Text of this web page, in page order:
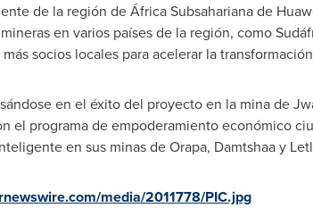
de la región de África Subsahariana de
en varios países de la región, como
socios locales para acelerar la
en el éxito del proyecto en la mina de
el programa de empoderamiento económico
en sus minas de Orapa, Damtshaa y
media/2011778/PIC.jpg